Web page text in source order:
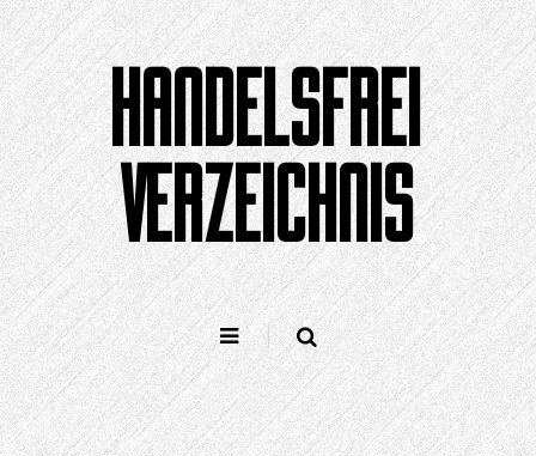
Zum
Inhalt
springen
HANDELSFREI
VERZEICHNIS